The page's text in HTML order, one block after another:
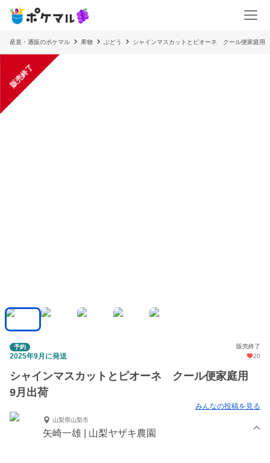
産直・通販のポケマル 果物 ぶどう シャインマスカットとピオーネ クール便家庭用
販売終了
予約 販売終了
2025年9月に発送 20
シャインマスカットとピオーネ クール便家庭用
9月出荷
みんなの投稿を見る
山梨県山梨市
矢崎一雄 | 山梨ヤザキ農園